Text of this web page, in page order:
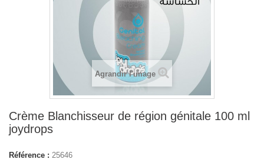
Agrandir l'image
Crème Blanchisseur de région génitale 100 ml
joydrops
Référence : 25646